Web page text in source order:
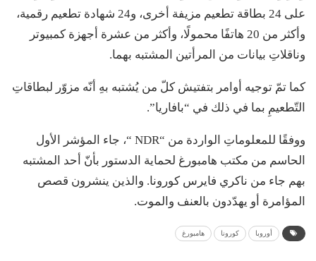
على 24 بطاقة تطعيم مزيفة أخرى، و24 شهادة تطعيم رقمية،
وأكثر من 20 هاتفًا محمولًا، وأكثر من عشرة أجهزة كمبيوتر
وناقلاتِ بيانات من المرأتين المشتبه بهما.
كما تمّ توجيه أوامر بتفتيش كلّ من يُشتبه بهِ أنّه مزوّر لبطاقاتِ
التّطعيمِ بما في ذلك في “بافاريا”.
ووفقًا للمعلوماتِ الواردة من “NDR “، جاء المؤشر الأول
الحاسم من مكتب هامبورغ لحماية الدستور بأنّ أحد المشتبه
بهم جاء من ناكري فايرس كورونا. والذين ينشرون قصص
المؤامرة أو يهدّدون بالعنف والموت.
أوروبا كورونا هامبورغ